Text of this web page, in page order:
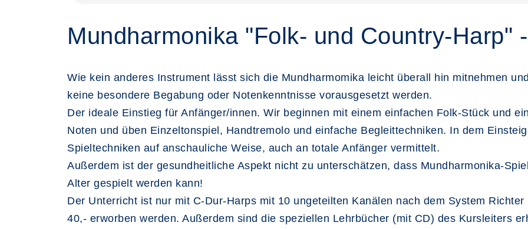
Mundharmonika "Folk- und Country-Harp"
Wie kein anderes Instrument lässt sich die Mundharmomika leicht überall hin mitnehmen
keine besondere Begabung oder Notenkenntnisse vorausgesetzt werden.
Der ideale Einstieg für Anfänger/innen. Wir beginnen mit einem einfachen Folk-Stück und
Noten und üben Einzeltonspiel, Handtremolo und einfache Begleittechniken. In dem
Spieltechniken auf anschauliche Weise, auch an totale Anfänger vermittelt.
Außerdem ist der gesundheitliche Aspekt nicht zu unterschätzen, dass Mundharmonika-
Alter gespielt werden kann!
Der Unterricht ist nur mit C-Dur-Harps mit 10 ungeteilten Kanälen nach dem System
40,- erworben werden. Außerdem sind die speziellen Lehrbücher (mit CD) des Kursleiters